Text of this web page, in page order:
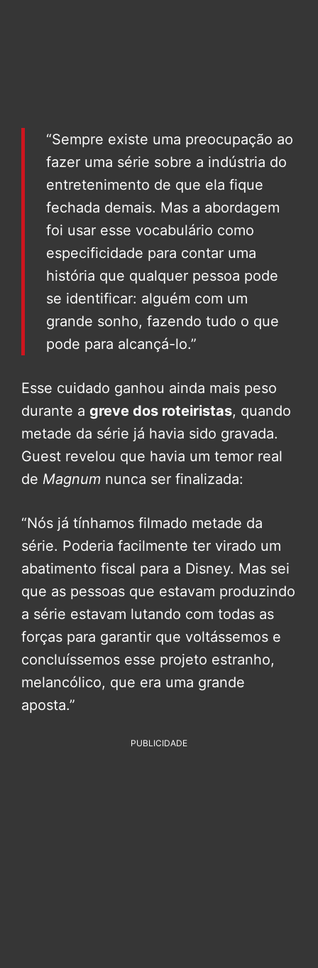
“Sempre existe uma preocupação ao
fazer uma série sobre a indústria do
entretenimento de que ela fique
fechada demais. Mas a abordagem
foi usar esse vocabulário como
especificidade para contar uma
história que qualquer pessoa pode
se identificar: alguém com um
grande sonho, fazendo tudo o que
pode para alcançá-lo.”
Esse cuidado ganhou ainda mais peso
durante a greve dos roteiristas, quando
metade da série já havia sido gravada.
Guest revelou que havia um temor real
de Magnum nunca ser finalizada:
“Nós já tínhamos filmado metade da
série. Poderia facilmente ter virado um
abatimento fiscal para a Disney. Mas sei
que as pessoas que estavam produzindo
a série estavam lutando com todas as
forças para garantir que voltássemos e
concluíssemos esse projeto estranho,
melancólico, que era uma grande
aposta.”
PUBLICIDADE